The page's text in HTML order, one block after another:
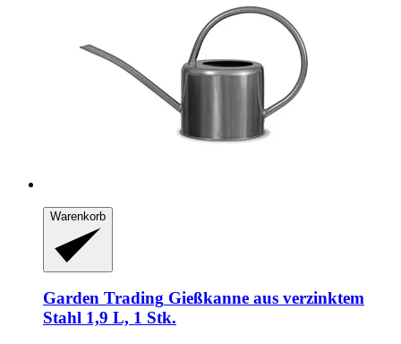
Warenkorb
Garden Trading Gießkanne aus verzinktem
Stahl 1,9 L, 1 Stk.